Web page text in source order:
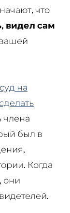
что
видел сам
на
члена
был в
Когда
они